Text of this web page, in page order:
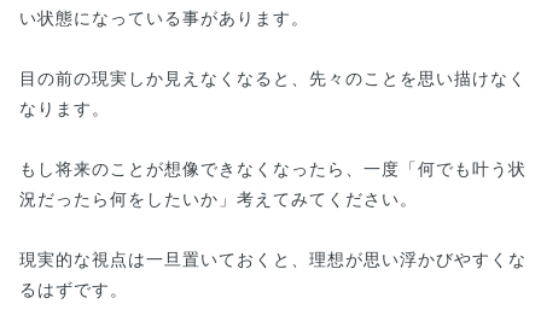
い状態になっている事があります。
目の前の現実しか見えなくなると、先々のことを思い描けなく
なります。
もし将来のことが想像できなくなったら、一度「何でも叶う状
況だったら何をしたいか」考えてみてください。
現実的な視点は一旦置いておくと、理想が思い浮かびやすくな
るはずです。